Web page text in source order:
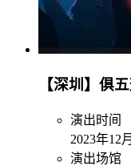
【深圳】俱
演出时间
2023年12
演出场馆